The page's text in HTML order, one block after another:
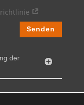
Senden
der